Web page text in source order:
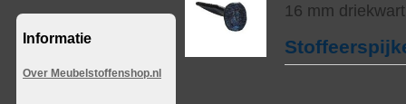
Informatie
Over Meubelstoffenshop.nl
16 mm